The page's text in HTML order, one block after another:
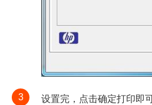
3 设置完，点击确定打印即